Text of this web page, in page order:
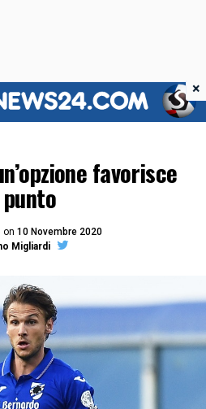
favorisce
on 10 Novembre 2020
Migliardi
×